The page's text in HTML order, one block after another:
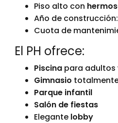
Piso alto con
Año de construcción:
Cuota de
El PH ofrece:
Piscina para adultos
Gimnasio
Parque infantil
Salón de fiestas
Elegante lobby